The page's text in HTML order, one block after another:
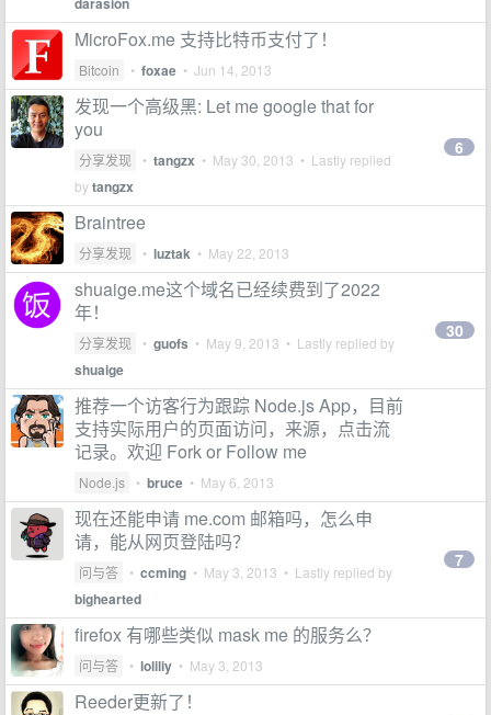
MicroFox.me 支持比特币支付了！
Bitcoin • foxae • Jun 14, 2013
发现一个高级黑: Let me google that for
you
分享发现 • tangzx • May 30, 2013 • Lastly replied
bytangzx
6
Braintree
分享发现 • luztak • May 22, 2013
shuaige.me这个域名已经续费到了2022
年！
分享发现 • guofs • May 9, 2013 • Lastly replied by
shuaige
30
推荐一个访客行为跟踪 Node.js App，目前
支持实际用户的页面访问，来源，点击流
记录。欢迎 Fork or Follow me
Node.js • bruce • May 6, 2013
现在还能申请 me.com 邮箱吗，怎么申
请，能从网页登陆吗？
问与答 • ccming • May 3, 2013 • Lastly replied by
bighearted
7
firefox 有哪些类似 mask me 的服务么？
问与答 • loliliy • May 3, 2013
Reeder更新了！